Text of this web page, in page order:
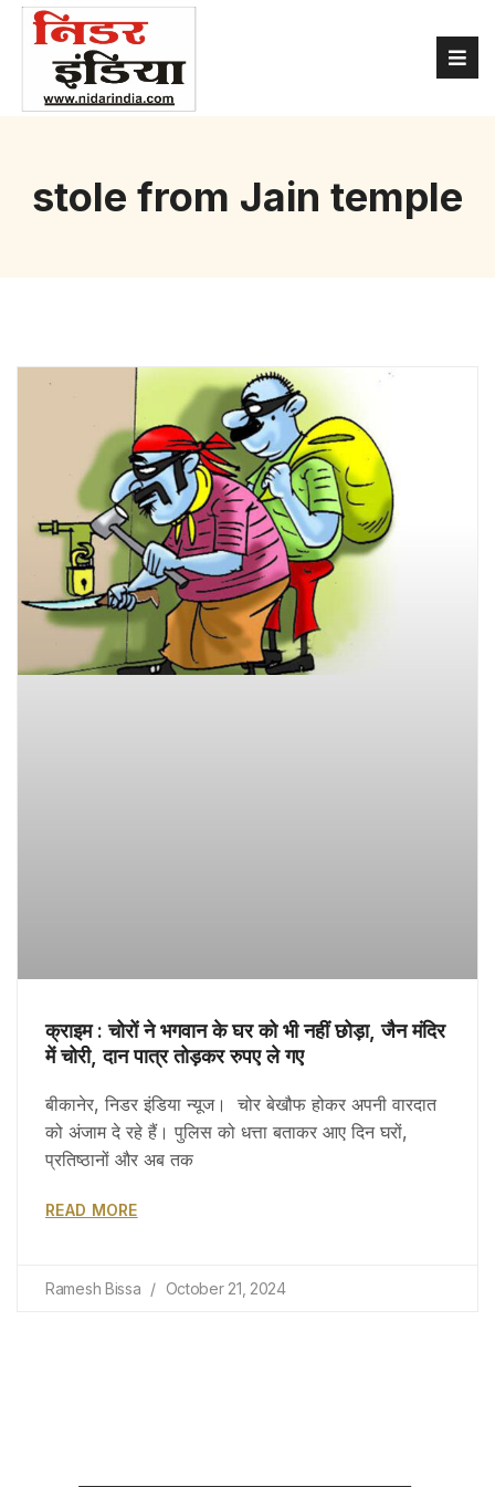
stole from Jain temple
क्राइम : चोरों ने भगवान के घर को भी नहीं छोड़ा, जैन मंदिर
में चोरी, दान पात्र तोड़कर रुपए ले गए
बीकानेर, निडर इंडिया न्यूज। चोर बेखौफ होकर अपनी वारदात
को अंजाम दे रहे हैं। पुलिस को धत्ता बताकर आए दिन घरों,
प्रतिष्ठानों और अब तक
READ MORE
Ramesh Bissa October 21, 2024